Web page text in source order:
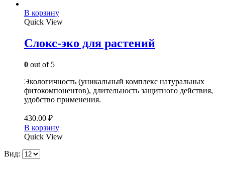
В корзину
Quick View
Слокс-эко для растений
0 out of 5
Экологичность (уникальный комплекс натуральных
фитокомпонентов), длительность защитного действия,
удобство применения.
430.00 ₽
В корзину
Quick View
Вид: